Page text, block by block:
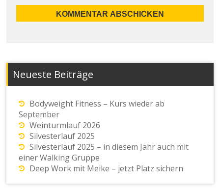
Neueste Beiträge
Bodyweight Fitness – Kurs wieder ab
September
Weinturmlauf 2026
Silvesterlauf 2025
Silvesterlauf 2025 – in diesem Jahr auch mit
einer Walking Gruppe
Deep Work mit Meike – jetzt Platz sichern